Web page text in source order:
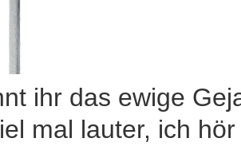
ihr das ewige
mal lauter, ich